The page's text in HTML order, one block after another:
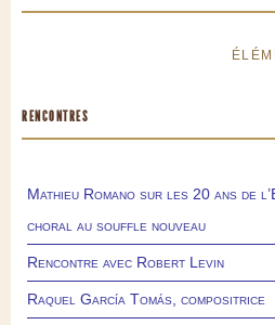
RENCONTRES
Mathieu Romano sur les 20 ans de
choral au souffle nouveau
Rencontre avec Robert Levin
Raquel García Tomás, compositrice